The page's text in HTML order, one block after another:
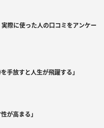
際に使った人の口コミをアンケー
手放すと人生が飛躍する」
が高まる」